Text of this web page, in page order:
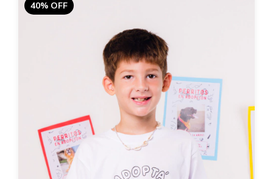
40% OFF